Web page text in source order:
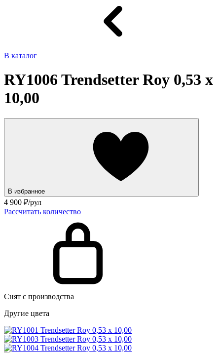
В каталог
RY1006 Trendsetter Roy 0,53 x
10,00
В избранное
4 900 ₽/рул
Рассчитать количество
Снят с производства
Другие цвета